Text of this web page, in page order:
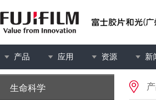
产品 应用 资源 新
生命科学